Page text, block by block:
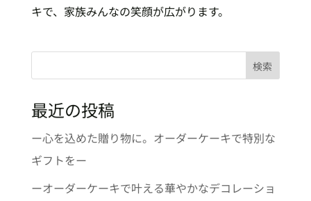
キで、家族みんなの笑顔が広がります。
検索
最近の投稿
ー心を込めた贈り物に。オーダーケーキで特別な
ギフトをー
ーオーダーケーキで叶える華やかなデコレーショ